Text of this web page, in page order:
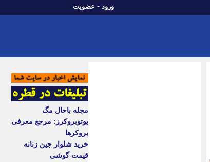
ورود - عضویت
مجله باحال مگ
یوتوبروکرز: مرجع معرفی
بروکرها
خرید شلوار جین زنانه
قیمت گوشی